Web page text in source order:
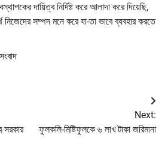
দায়িত্ব নির্দিষ্ট করে আলাদা করে দিয়েছি,
সম্পদ মনে করে যা-তা ভাবে ব্যবহার করতে
সরকার
Next:
ফুলকলি-মিষ্টিফুলকে ৬ লাখ টাকা জরিমানা